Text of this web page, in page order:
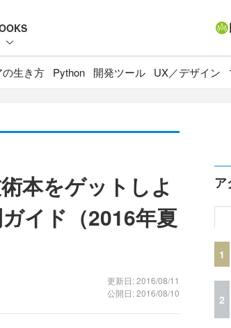
生き方 Python 開発ツール UX／デザイン
本をゲットしよ
イド（2016年夏
更新日: 2016/08/11
公開日: 2016/08/10
ア
1
2